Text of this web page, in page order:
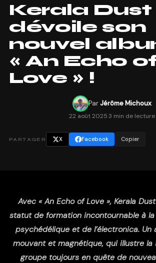
Kerala Dust
dévoile son
nouvel
« An Echo
Love » !
ParJérôme Michoux
22 août 20253 min de lecture
PARTAGER X Facebook Copier
Avec « An Echo of Love », Kerala
statut de formation incontournable à
psychédélique et de l’électronica. Un
mouvant et magnétique, qui illustre la
groupe toujours en quête de